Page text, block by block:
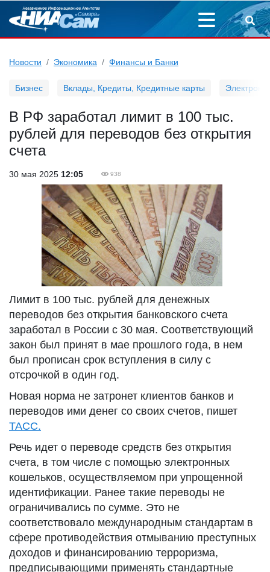
Новости Экономика Финансы и Банки
Бизнес Вклады, Кредиты, Кредитные карты
В РФ заработал лимит в 100 тыс.
рублей для переводов без открытия
счета
30 мая 2025 12:05 938
Лимит в 100 тыс. рублей для денежных
переводов без открытия банковского счета
заработал в России с 30 мая. Соответствующий
закон был принят в мае прошлого года, в нем
был прописан срок вступления в силу с
отсрочкой в один год.
Новая норма не затронет клиентов банков и
переводов ими денег со своих счетов, пишет
ТАСС.
Речь идет о переводе средств без открытия
счета, в том числе с помощью электронных
кошельков, осуществляемом при упрощенной
идентификации. Ранее такие переводы не
ограничивались по сумме. Это не
соответствовало международным стандартам в
сфере противодействия отмыванию преступных
доходов и финансированию терроризма,
предписывающими применять стандартные